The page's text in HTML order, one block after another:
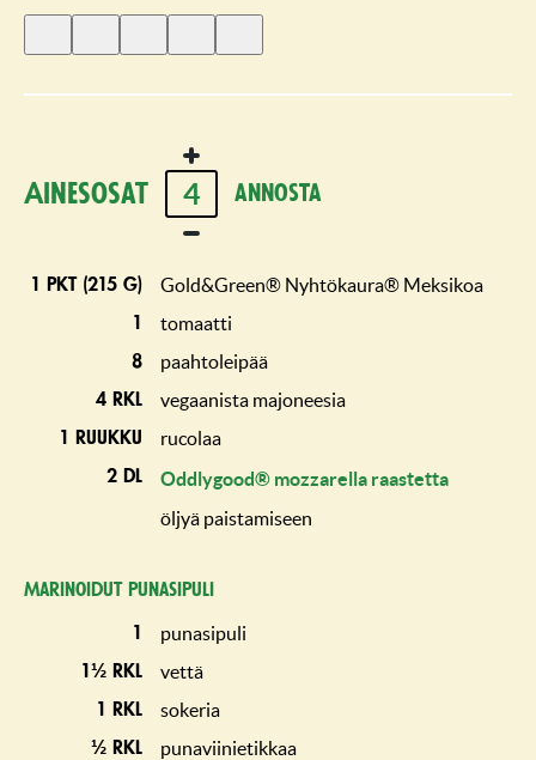
Ainesosat 4 annosta
1 pkt (215 g) Gold&Green® Nyhtökaura® Meksikoa
1 tomaatti
8 paahtoleipää
4 rkl vegaanista majoneesia
1 ruukku rucolaa
2 dl
Oddlygood® mozzarella raastetta
öljyä paistamiseen
Marinoidut punasipuli
1 punasipuli
1½ rkl vettä
1 rkl sokeria
½ rkl punaviinietikkaa